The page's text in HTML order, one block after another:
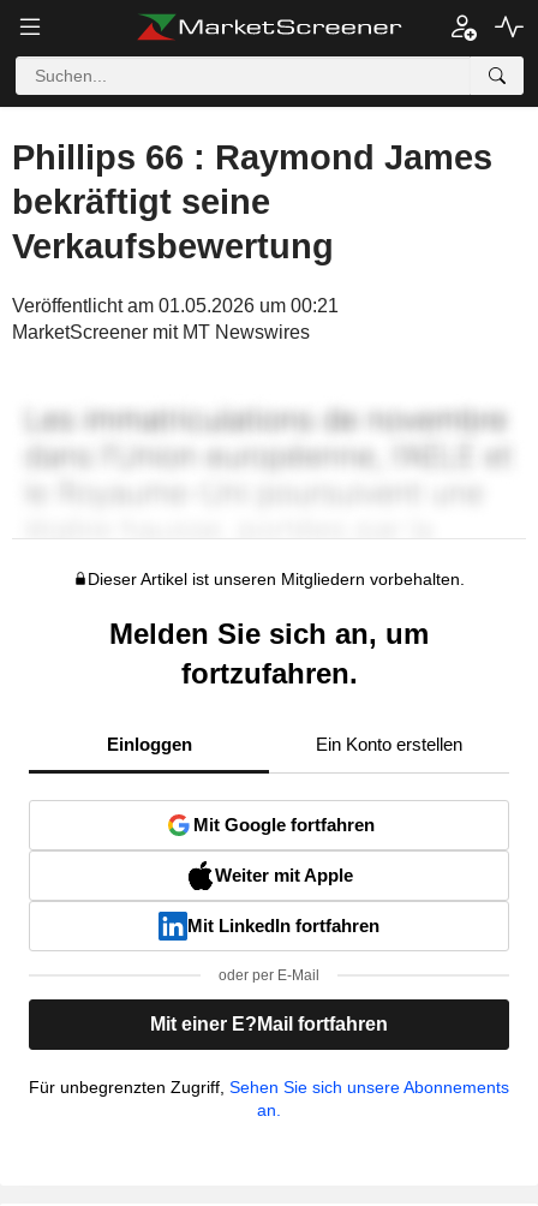
Phillips 66 : Raymond James
bekräftigt seine
Verkaufsbewertung
Veröffentlicht am 01.05.2026 um 00:21
MarketScreener mit MT Newswires
Dieser Artikel ist unseren Mitgliedern vorbehalten.
Melden Sie sich an, um
fortzufahren.
Einloggen Ein Konto erstellen
Mit Google fortfahren
Weiter mit Apple
Mit LinkedIn fortfahren
oder per E-Mail
Mit einer E?Mail fortfahren
Für unbegrenzten Zugriff, Sehen Sie sich unsere Abonnements
an.